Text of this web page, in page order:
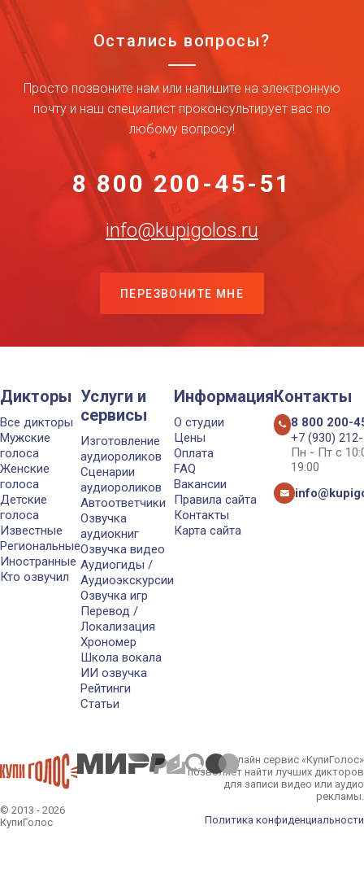
Остались вопросы?
Просто позвоните нам или напишите на электронную
почту и наш специалист проконсультирует вас по
любому вопросу!
8 800 200-45-51
info@kupigolos.ru
ПЕРЕЗВОНИТЕ МНЕ
Дикторы
Все дикторы
Мужские
голоса
Женские
голоса
Детские
голоса
Известные
Региональные
Иностранные
Кто озвучил
Услуги и
сервисы
Изготовление
аудиороликов
Сценарии
аудиороликов
Автоответчики
Озвучка
аудиокниг
Озвучка видео
Аудиогиды /
Аудиоэкскурсии
Озвучка игр
Перевод /
Локализация
Хрономер
Школа вокала
ИИ озвучка
Рейтинги
Статьи
Информация
О студии
Цены
Оплата
FAQ
Вакансии
Правила сайта
Контакты
Карта сайта
Контакты
8 800 200-
+7 (930)
Пн - Пт с
19:00
© 2013 - 2026
КупиГолос
Онлайн сервис «КупиГолос»
позволяет найти лучших дикторов
для записи видео или аудио
рекламы.
Политика конфиденциальности